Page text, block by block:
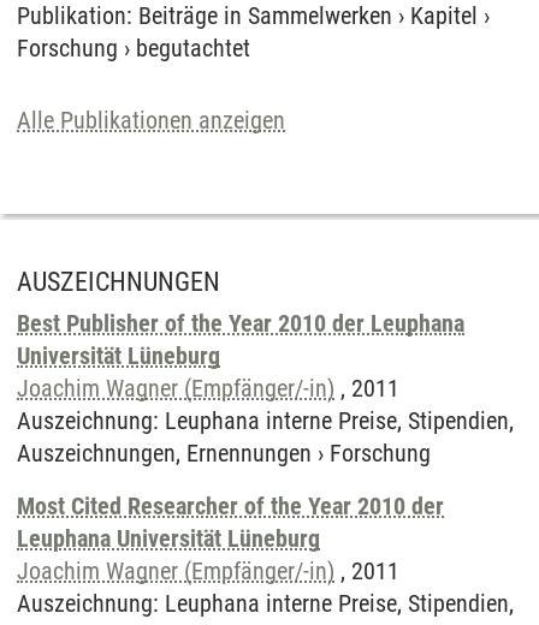
Publikation: Beiträge in Sammelwerken › Kapitel ›
Forschung › begutachtet
Alle Publikationen anzeigen
AUSZEICHNUNGEN
Best Publisher of the Year 2010 der Leuphana
Universität Lüneburg
Joachim Wagner (Empfänger/-in) , 2011
Auszeichnung: Leuphana interne Preise, Stipendien,
Auszeichnungen, Ernennungen › Forschung
Most Cited Researcher of the Year 2010 der
Leuphana Universität Lüneburg
Joachim Wagner (Empfänger/-in) , 2011
Auszeichnung: Leuphana interne Preise, Stipendien,